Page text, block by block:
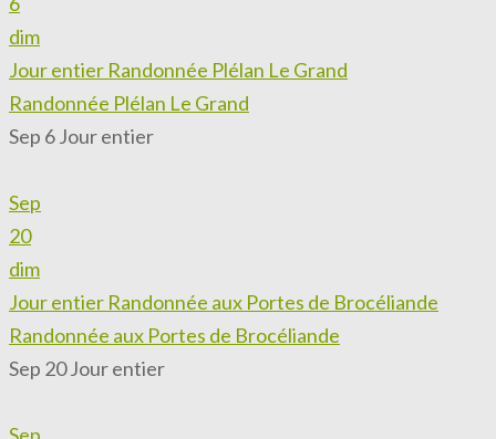
dim
Jour entier Randonnée Plélan Le Grand
Randonnée Plélan Le Grand
Sep 6Jour entier
Sep
20
dim
Jour entier Randonnée aux Portes de Brocéliande
Randonnée aux Portes de Brocéliande
Sep 20Jour entier